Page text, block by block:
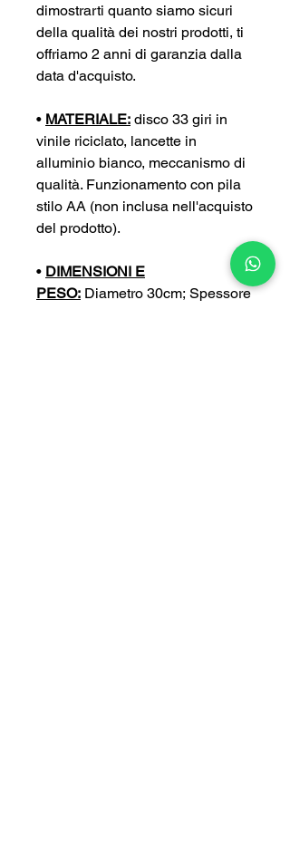
dimostrarti quanto siamo sicuri
della qualità dei nostri prodotti, ti
offriamo 2 anni di garanzia dalla
data d'acquisto.
• MATERIALE: disco 33 giri in
vinile riciclato, lancette in
alluminio bianco, meccanismo di
qualità. Funzionamento con pila
stilo AA (non inclusa nell'acquisto
del prodotto).
• DIMENSIONI E
PESO: Diametro 30cm; Spessore